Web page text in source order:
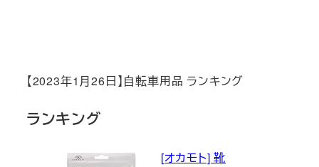
【2023年1月26日】自転車用品 ランキング
ランキング
[オカモト] 靴